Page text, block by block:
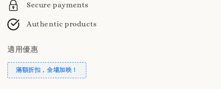
Secure payments
Authentic products
適用優惠
滿額折扣，全場加映！